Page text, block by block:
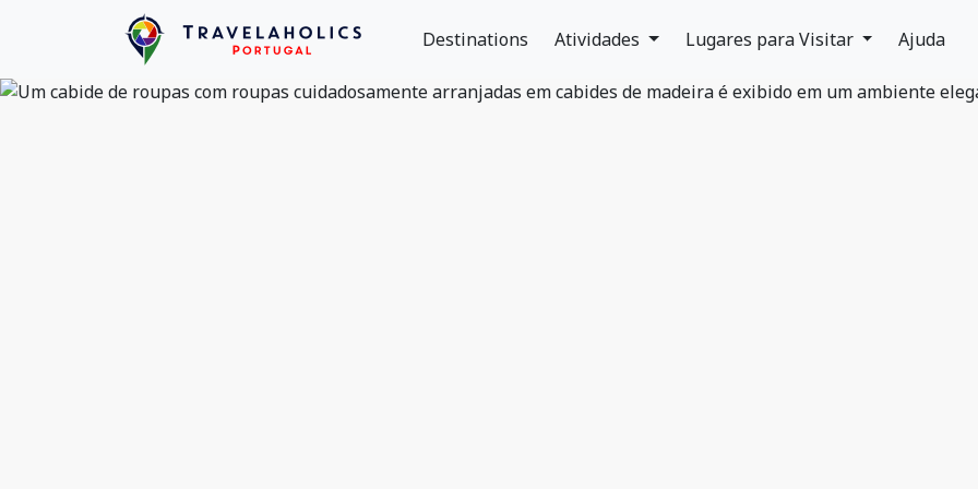
Destinations Atividades Lugares para Visitar Ajuda